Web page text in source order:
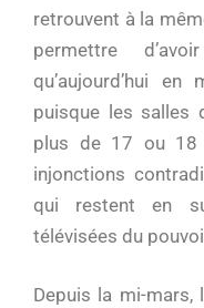
retrouvent à la
permettre
qu’aujourd’hui
puisque les salles
plus de 17 ou 18
injonctions
qui restent en
télévisées du
Depuis la mi-mars,